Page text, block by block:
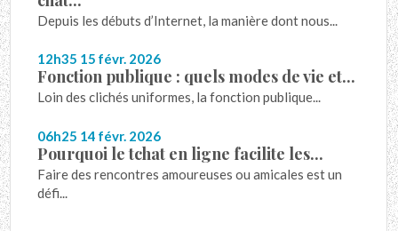
Depuis les débuts d’Internet, la manière dont nous...
12h35 15 févr. 2026
Fonction publique : quels modes de vie et...
Loin des clichés uniformes, la fonction publique...
06h25 14 févr. 2026
Pourquoi le tchat en ligne facilite les...
Faire des rencontres amoureuses ou amicales est un
défi...